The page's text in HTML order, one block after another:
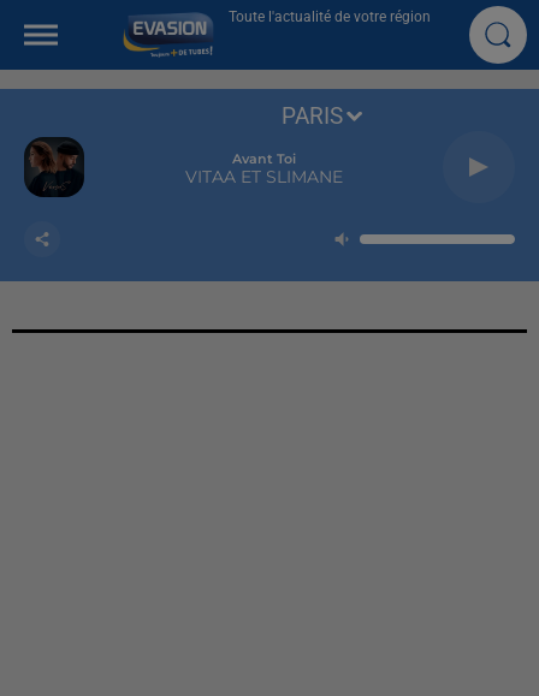
Toute l'actualité de votre région
Avant Toi
VITAA ET SLIMANE
PARIS